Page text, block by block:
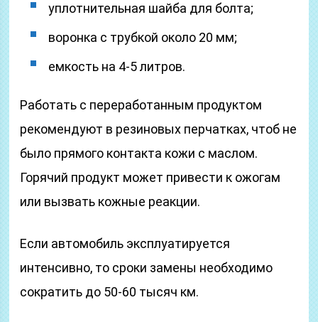
уплотнительная шайба для болта;
воронка с трубкой около 20 мм;
емкость на 4-5 литров.
Работать с переработанным продуктом
рекомендуют в резиновых перчатках, чтоб не
было прямого контакта кожи с маслом.
Горячий продукт может привести к ожогам
или вызвать кожные реакции.
Если автомобиль эксплуатируется
интенсивно, то сроки замены необходимо
сократить до 50-60 тысяч км.